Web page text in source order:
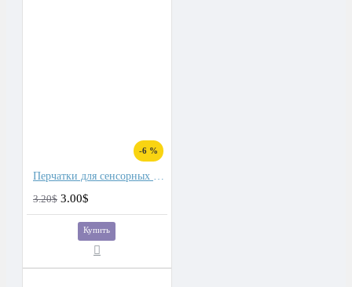
-6 %
Перчатки для сенсорных экранов мужские кашемир, подкладка плюш(барашек)
3.20$ 3.00$
Купить